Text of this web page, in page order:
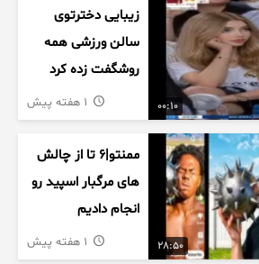
00:10
زیبایی دخترتوی
سالن ورزشی همه
روشگفت زده کرد
28:50
ممنتو|۶ تا از چالش
های مرگبار اسپید رو
انجام دادیم